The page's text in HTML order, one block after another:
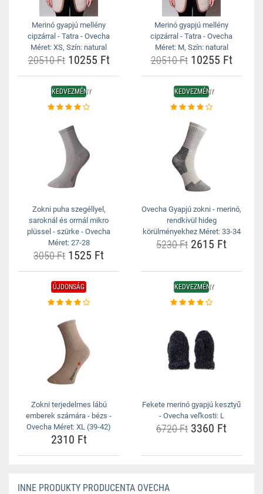
Merinó gyapjú mellény
cipzárral - Tatra - Ovecha
Méret: XS, Szín: natural
20510 Ft10255 Ft
Merinó gyapjú mellény
cipzárral - Tatra - Ovecha
Méret: M, Szín: natural
20510 Ft10255 Ft
KEDVEZMÉNY
Zokni puha szegéllyel,
saroknál és orrnál mikro
plüssel - szürke - Ovecha
Méret: 27-28
3050 Ft 1525 Ft
KEDVEZMÉNY
Ovecha Gyapjú zokni - merinó,
rendkívül hideg
körülményekhez Méret: 33-34
5230 Ft 2615 Ft
ÚJDONSÁG
Zokni terjedelmes lábú
emberek számára - bézs -
Ovecha Méret: XL (39-42)
2310 Ft
KEDVEZMÉNY
Fekete merinó gyapjú kesztyű
- Ovecha veľkosti: L
6720 Ft 3360 Ft
INNE PRODUKTY PRODUCENTA OVECHA